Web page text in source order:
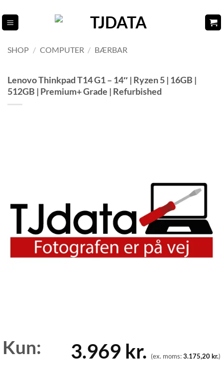
til
indhold
SHOP / COMPUTER / BÆRBAR
Lenovo Thinkpad T14 G1 – 14″ | Ryzen 5 | 16GB |
512GB | Premium+ Grade | Refurbished
Kun: 3.969 kr. (ex. moms:3.175,20kr.)